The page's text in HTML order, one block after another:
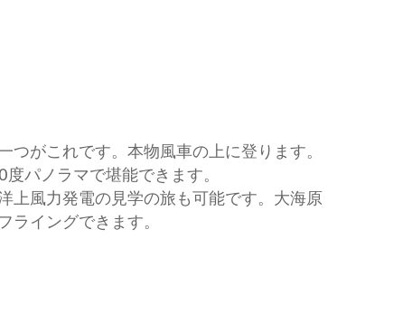
つがこれです。本物風車の上に登ります。
パノラマで堪能できます。
上風力発電の見学の旅も可能です。大海原
ライングできます。